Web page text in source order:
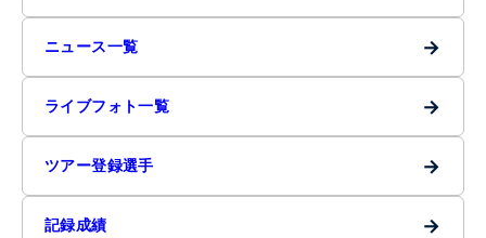
ニュース一覧 →
ライブフォト一覧 →
ツアー登録選手 →
記録成績 →